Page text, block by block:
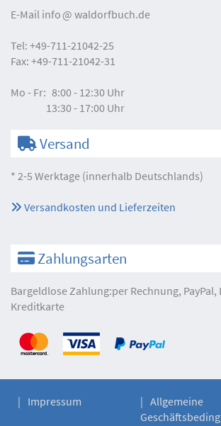
E-Mail info waldorfbuch.de
Tel: +49-711-21042-25
Fax: +49-711-21042-31
Mo - Fr: 8:00 - 12:30 Uhr
13:30 - 17:00 Uhr
Versand
* 2-5 Werktage (innerhalb Deutschlands)
Versandkosten und Lieferzeiten
Zahlungsarten
Bargeldlose Zahlung:per Rechnung,
Kreditkarte
Impressum
Allgemeine